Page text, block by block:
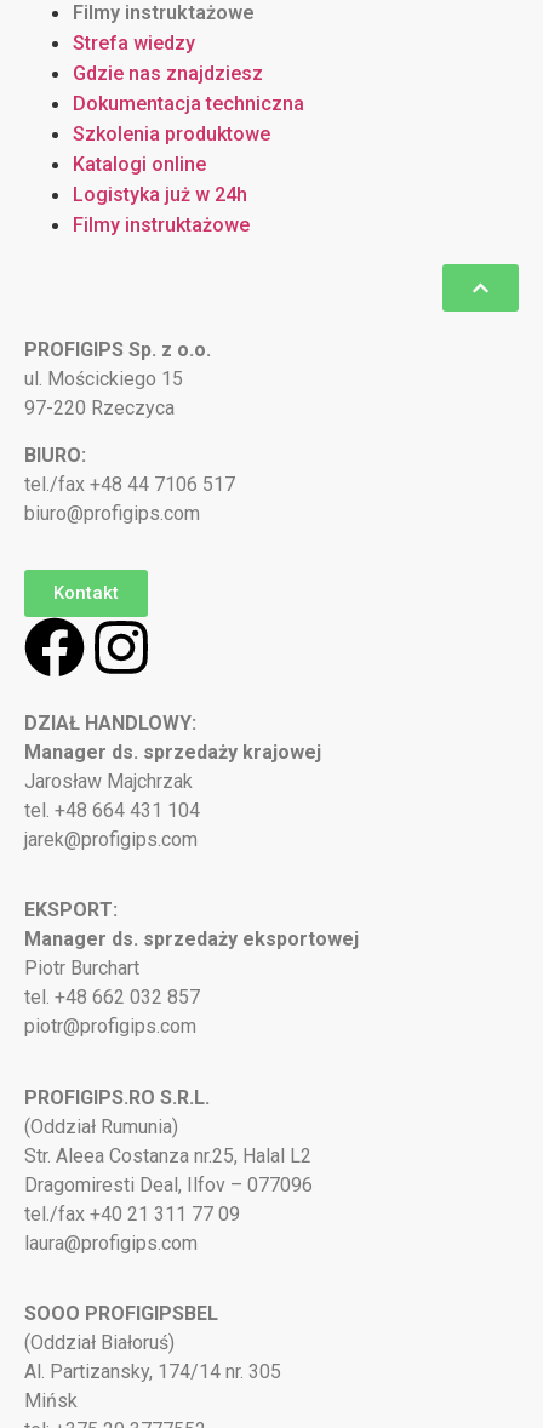
Filmy instruktażowe
Strefa wiedzy
Gdzie nas znajdziesz
Dokumentacja techniczna
Szkolenia produktowe
Katalogi online
Logistyka już w 24h
Filmy instruktażowe
PROFIGIPS Sp. z o.o.
ul. Mościckiego 15
97-220 Rzeczyca
BIURO:
tel./fax +48 44 7106 517
biuro@profigips.com
Kontakt
DZIAŁ HANDLOWY:
Manager ds. sprzedaży krajowej
Jarosław Majchrzak
tel. +48 664 431 104
jarek@profigips.com
EKSPORT:
Manager ds. sprzedaży eksportowej
Piotr Burchart
tel. +48 662 032 857
piotr@profigips.com
PROFIGIPS.RO S.R.L.
(Oddział Rumunia)
Str. Aleea Costanza nr.25, Halal L2
Dragomiresti Deal, Ilfov – 077096
tel./fax +40 21 311 77 09
laura@profigips.com
SOOO PROFIGIPSBEL
(Oddział Białoruś)
Al. Partizansky, 174/14 nr. 305
Mińsk